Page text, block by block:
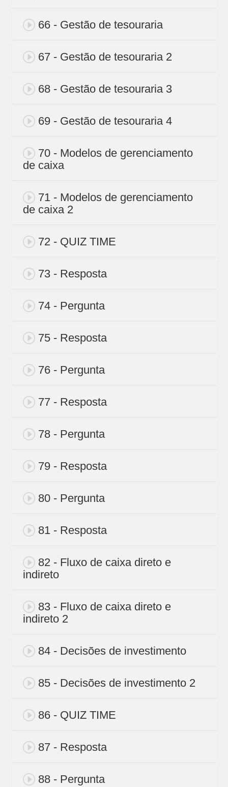
66 - Gestão de tesouraria
67 - Gestão de tesouraria 2
68 - Gestão de tesouraria 3
69 - Gestão de tesouraria 4
70 - Modelos de gerenciamento
de caixa
71 - Modelos de gerenciamento
de caixa 2
72 - QUIZ TIME
73 - Resposta
74 - Pergunta
75 - Resposta
76 - Pergunta
77 - Resposta
78 - Pergunta
79 - Resposta
80 - Pergunta
81 - Resposta
82 - Fluxo de caixa direto e
indireto
83 - Fluxo de caixa direto e
indireto 2
84 - Decisões de investimento
85 - Decisões de investimento 2
86 - QUIZ TIME
87 - Resposta
88 - Pergunta